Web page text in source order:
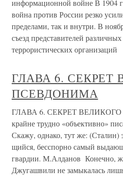
информационной войне В 1904
война против России резко
пределами, так и внутри. В
съезд представителей
террористических организаций
ГЛАВА 6. СЕКРЕТ
ПСЕВДОНИМА
ГЛАВА 6. СЕКРЕТ
крайне трудно «объективно»
Скажу, однако, тут же:
щийся, бесспорно самый
гвардии. М.Алданов Конечно,
Джугашвили не замыкалась